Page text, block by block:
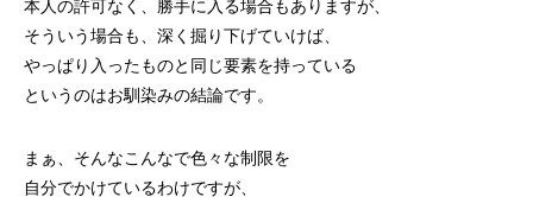
本人の許可なく、勝手に入る場合もありますが、
そういう場合も、深く掘り下げていけば、
やっぱり入ったものと同じ要素を持っている
というのはお馴染みの結論です。
まぁ、そんなこんなで色々な制限を
自分でかけているわけですが、